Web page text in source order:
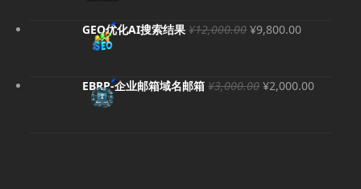
为：
¥17,320.00。
价
GEO优化AI搜索结果 ¥12,000.00 原
¥12,000.00。
¥9,800.00当
格
EBRP-企业邮箱域名邮箱 ¥3,000.00 原
¥2,000.00当